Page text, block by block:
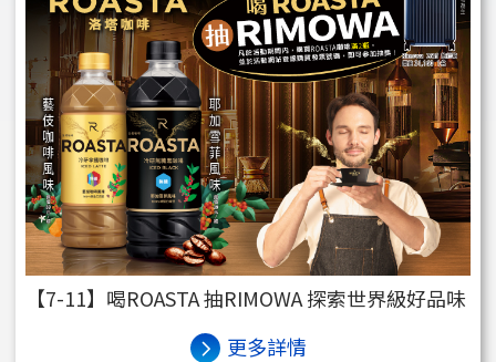
【7-11】喝ROASTA 抽RIMOWA 探索世界級好品味
更多詳情